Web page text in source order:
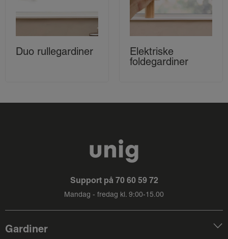
Duo rullegardiner
Elektriske
foldegardiner
Support på 70 60 59 72
Mandag - fredag kl. 9:00-15.00
Gardiner